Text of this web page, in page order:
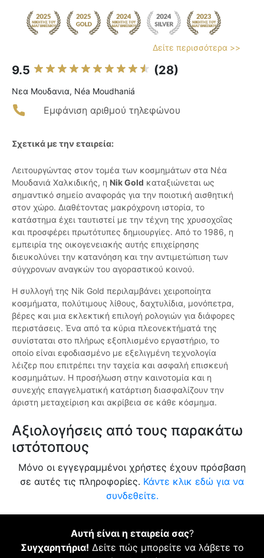
Δείτε περισσότερα >>
9.5 (28)
Νεα Μουδανια, Néa Moudhaniá
Εμφάνιση αριθμού τηλεφώνου
Σχετικά με την εταιρεία:
Λειτουργώντας στον τομέα των κοσμημάτων στα Νέα
Μουδανιά Χαλκιδικής, η Nik Gold καταξιώνεται ως
σημαντικό σημείο αναφοράς για την ποιοτική αισθητική
στον χώρο. Διαθέτοντας μακρόχρονη ιστορία, το
κατάστημα έχει ταυτιστεί με την τέχνη της χρυσοχοΐας
και προσφέρει πρωτότυπες δημιουργίες. Από το 1986, η
εμπειρία της οικογενειακής αυτής επιχείρησης
διευκολύνει την κατανόηση και την αντιμετώπιση των
σύγχρονων αναγκών του αγοραστικού κοινού.
Η συλλογή της Nik Gold περιλαμβάνει χειροποίητα
κοσμήματα, πολύτιμους λίθους, δαχτυλίδια, μονόπετρα,
βέρες και μια εκλεκτική επιλογή ρολογιών για διάφορες
περιστάσεις. Ένα από τα κύρια πλεονεκτήματά της
συνίσταται στο πλήρως εξοπλισμένο εργαστήριο, το
οποίο είναι εφοδιασμένο με εξελιγμένη τεχνολογία
λέιζερ που επιτρέπει την ταχεία και ασφαλή επισκευή
κοσμημάτων. Η προσήλωση στην καινοτομία και η
συνεχής επαγγελματική κατάρτιση διασφαλίζουν την
άριστη μεταχείριση και ακρίβεια σε κάθε κόσμημα.
Αξιολογήσεις από τους παρακάτω
ιστότοπους
Μόνο οι εγγεγραμμένοι χρήστες έχουν πρόσβαση
σε αυτές τις πληροφορίες. Κάντε κλικ εδώ για να
συνδεθείτε.
Αυτή είναι η εταιρεία σας?
Συγχαρητήρια! Δείτε πώς μπορείτε να λάβετε το